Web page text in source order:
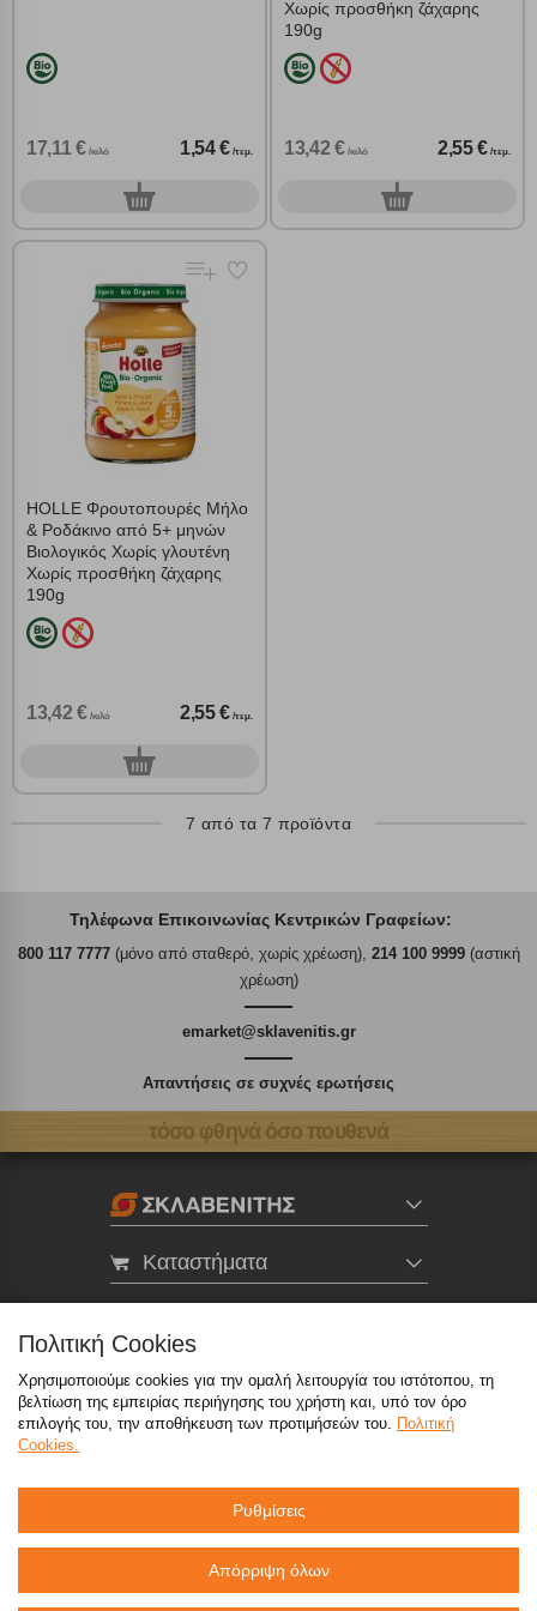
17,11 € /κιλό 1,54 € /τεμ.
0τεμ.
Χωρίς προσθήκη ζάχαρης
190g
13,42 € /κιλό 2,55 € /τεμ.
0τεμ.
HOLLE Φρουτοπουρές Μήλο
& Ροδάκινο από 5+ μηνών
Βιολογικός Χωρίς γλουτένη
Χωρίς προσθήκη ζάχαρης
190g
13,42 € /κιλό 2,55 € /τεμ.
0τεμ.
7 από τα 7 προϊόντα
Τηλέφωνα Επικοινωνίας Κεντρικών Γραφείων:
800 117 7777(μόνο από σταθερό, χωρίς χρέωση), 214 100 9999(αστική
χρέωση)
emarket@sklavenitis.gr
Απαντήσεις σε συχνές ερωτήσεις
τόσο φθηνά όσο πουθενά
Καταστήματα
800 117 7777 (μόνο από σταθερό, χωρίς χρέωση),
214 100 9999 (αστική χρέωση)
©2026 Όροι Χρήσης Πολιτική Απορρήτου
Πολιτική Cookies CCTV
Πολιτική Cookies
Χρησιμοποιούμε cookies για την ομαλή λειτουργία του ιστότοπου, τη
βελτίωση της εμπειρίας περιήγησης του χρήστη και, υπό τον όρο
επιλογής του, την αποθήκευση των προτιμήσεών του. Πολιτική
Cookies.
Ρυθμίσεις
Απόρριψη όλων
Αποδοχή όλων